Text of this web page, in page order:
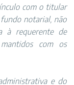
com o titular
notarial, não
à requerente de
com os
e do